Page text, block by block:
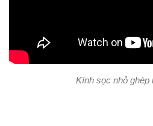
Kính sọc nhỏ ghép